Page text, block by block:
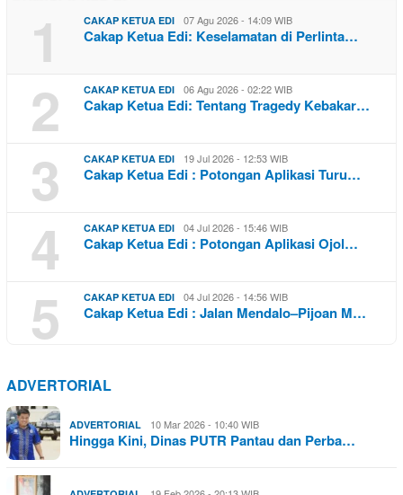
1 CAKAP KETUA EDI 07 Agu 2026 - 14:09 WIB
Cakap Ketua Edi: Keselamatan di Perlinta…
2 CAKAP KETUA EDI 06 Agu 2026 - 02:22 WIB
Cakap Ketua Edi: Tentang Tragedy Kebakar…
3 CAKAP KETUA EDI 19 Jul 2026 - 12:53 WIB
Cakap Ketua Edi : Potongan Aplikasi Turu…
4 CAKAP KETUA EDI 04 Jul 2026 - 15:46 WIB
Cakap Ketua Edi : Potongan Aplikasi Ojol…
5 CAKAP KETUA EDI 04 Jul 2026 - 14:56 WIB
Cakap Ketua Edi : Jalan Mendalo–Pijoan M…
ADVERTORIAL
ADVERTORIAL 10 Mar 2026 - 10:40 WIB
Hingga Kini, Dinas PUTR Pantau dan Perba…